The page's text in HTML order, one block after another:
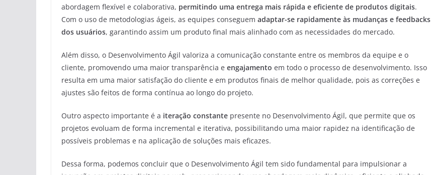
abordagem flexível e colaborativa, permitindo uma entrega mais rápida e eficiente de produtos digitais.
Com o uso de metodologias ágeis, as equipes conseguem adaptar-se rapidamente às mudanças e feedbacks
dos usuários, garantindo assim um produto final mais alinhado com as necessidades do mercado.
Além disso, o Desenvolvimento Ágil valoriza a comunicação constante entre os membros da equipe e o
cliente, promovendo uma maior transparência e engajamento em todo o processo de desenvolvimento. Isso
resulta em uma maior satisfação do cliente e em produtos finais de melhor qualidade, pois as correções e
ajustes são feitos de forma contínua ao longo do projeto.
Outro aspecto importante é a iteração constante presente no Desenvolvimento Ágil, que permite que os
projetos evoluam de forma incremental e iterativa, possibilitando uma maior rapidez na identificação de
possíveis problemas e na aplicação de soluções mais eficazes.
Dessa forma, podemos concluir que o Desenvolvimento Ágil tem sido fundamental para impulsionar a